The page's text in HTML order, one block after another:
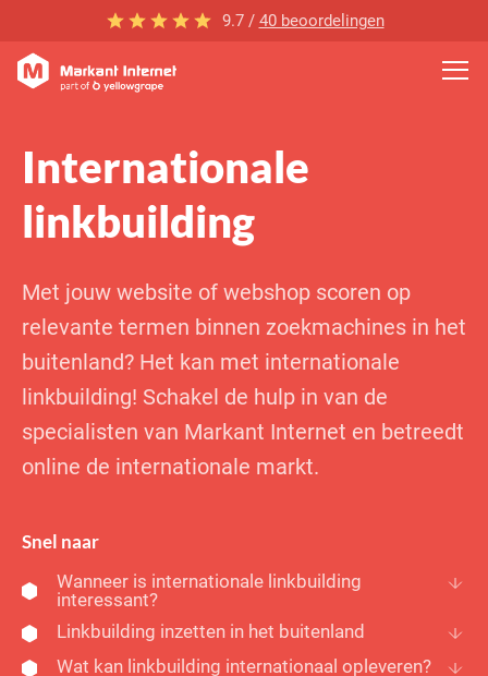
9.7 / 40 beoordelingen
Internationale
linkbuilding
Met jouw website of webshop scoren op
relevante termen binnen zoekmachines in het
buitenland? Het kan met internationale
linkbuilding! Schakel de hulp in van de
specialisten van Markant Internet en betreedt
online de internationale markt.
Snel naar
Wanneer is internationale linkbuilding
interessant?
Linkbuilding inzetten in het buitenland
Wat kan linkbuilding internationaal opleveren?